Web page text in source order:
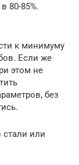
80-85%.
к минимуму
Если же
этом не
без
или